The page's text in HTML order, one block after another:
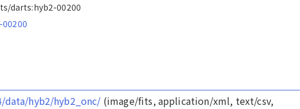
darts:hyb2-00200
data/hyb2/hyb2_onc/ (image/fits, application/xml, text/csv,